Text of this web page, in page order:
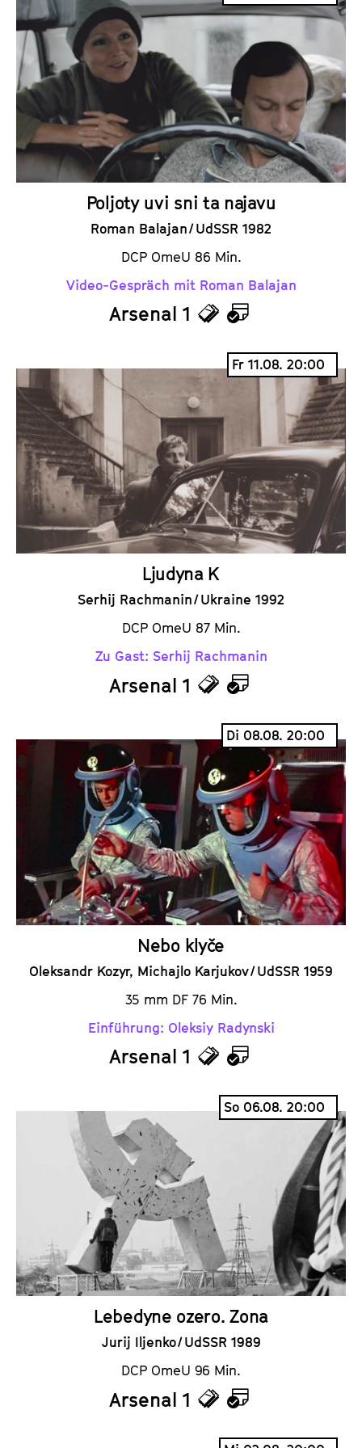
c
k
t
s
l
n
d
e
r
Poljoty uvi sni ta najavu
Roman Balajan / UdSSR 1982
DCP OmeU 86 Min.
Video-Gespräch mit Roman Balajan
Arsenal 1
T
c
t
s
K
a
l
d
e
r
Fr 11.08. 20:00
Ljudyna K
Serhij Rachmanin / Ukraine 1992
DCP OmeU 87 Min.
Zu Gast: Serhij Rachmanin
Arsenal 1
T
c
k
e
t
s
K
a
l
e
n
d
e
r
Di 08.08. 20:00
Nebo klyče
Oleksandr Kozyr, Michajlo Karjukov / UdSSR 1959
35 mm DF 76 Min.
Einführung: Oleksiy Radynski
Arsenal 1
T
t
s
K
a
l
d
e
r
So 06.08. 20:00
Lebedyne ozero. Zona
Jurij Iljenko / UdSSR 1989
DCP OmeU 96 Min.
Arsenal 1
T
K
a